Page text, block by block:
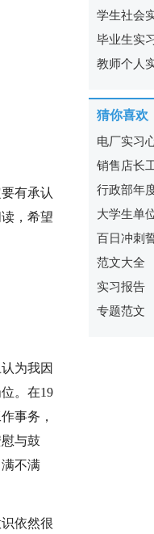
有承认
，希望
为我因
。在19
事务，
与鼓
不满
依然很
学生社会
毕业生实
教师个人
猜你喜欢
电厂实习
销售店长
行政部年
大学生单
选15篇)
百日冲刺
发言稿
范文大全
实习报告
专题范文